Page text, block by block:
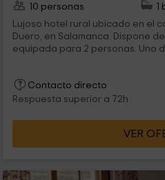
10 personas
1
Lujoso hotel rural ubicado en el
Duero, en Salamanca. Dispone de 5 suites, cada una de ellas
equipada para 2 personas. Uno de sus mayores atractivos es
Contacto directo
Respuesta superior a 72h
VER